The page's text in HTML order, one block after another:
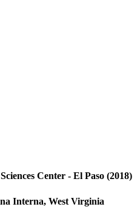
Center - El Paso (2018)
Interna, West Virginia